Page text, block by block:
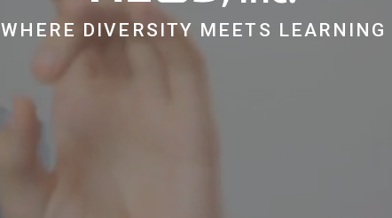
WHERE DIVERSITY MEETS LEARNING